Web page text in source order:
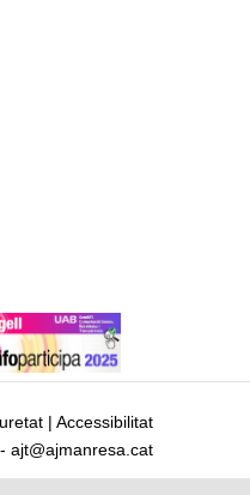
| Accessibilitat
- ajt@ajmanresa.cat